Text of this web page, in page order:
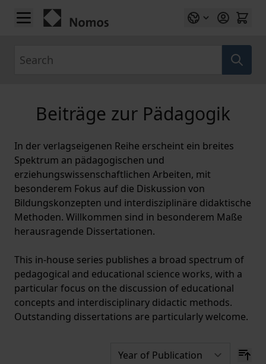
Skip to Content
Beiträge zur Pädagogik
In der verlagseigenen Reihe erscheint ein breites
Spektrum an pädagogischen und
erziehungswissenschaftlichen Arbeiten, mit
besonderem Fokus auf die Diskussion von
Bildungskonzepten und interdisziplinäre didaktische
Methoden. Willkommen sind in besonderem Maße
herausragende Dissertationen.
This in-house series publishes a broad spectrum of
pedagogical and educational science works, with a
particular focus on the discussion of educational
concepts and interdisciplinary didactic methods.
Outstanding dissertations are particularly welcome.